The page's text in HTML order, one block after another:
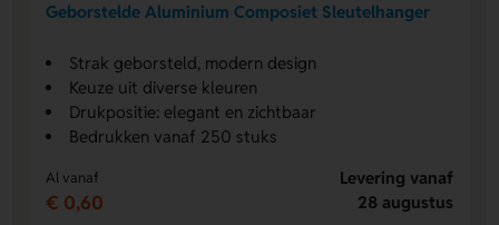
Geborstelde Aluminium Composiet Sleutelhanger
Strak geborsteld, modern design
Keuze uit diverse kleuren
Drukpositie: elegant en zichtbaar
Bedrukken vanaf 250 stuks
Al vanaf
€ 0,60
Levering vanaf
28 augustus